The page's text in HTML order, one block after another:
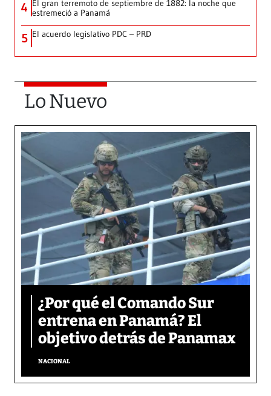
4 El gran terremoto de septiembre de 1882: la noche que
estremeció a Panamá
5 El acuerdo legislativo PDC – PRD
Lo Nuevo
¿Por qué el Comando Sur
entrena en Panamá? El
objetivo detrás de Panamax
NACIONAL